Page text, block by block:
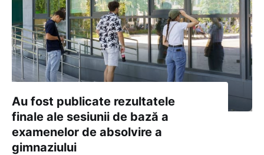
Au fost publicate rezultatele
finale ale sesiunii de bază a
examenelor de absolvire a
gimnaziului